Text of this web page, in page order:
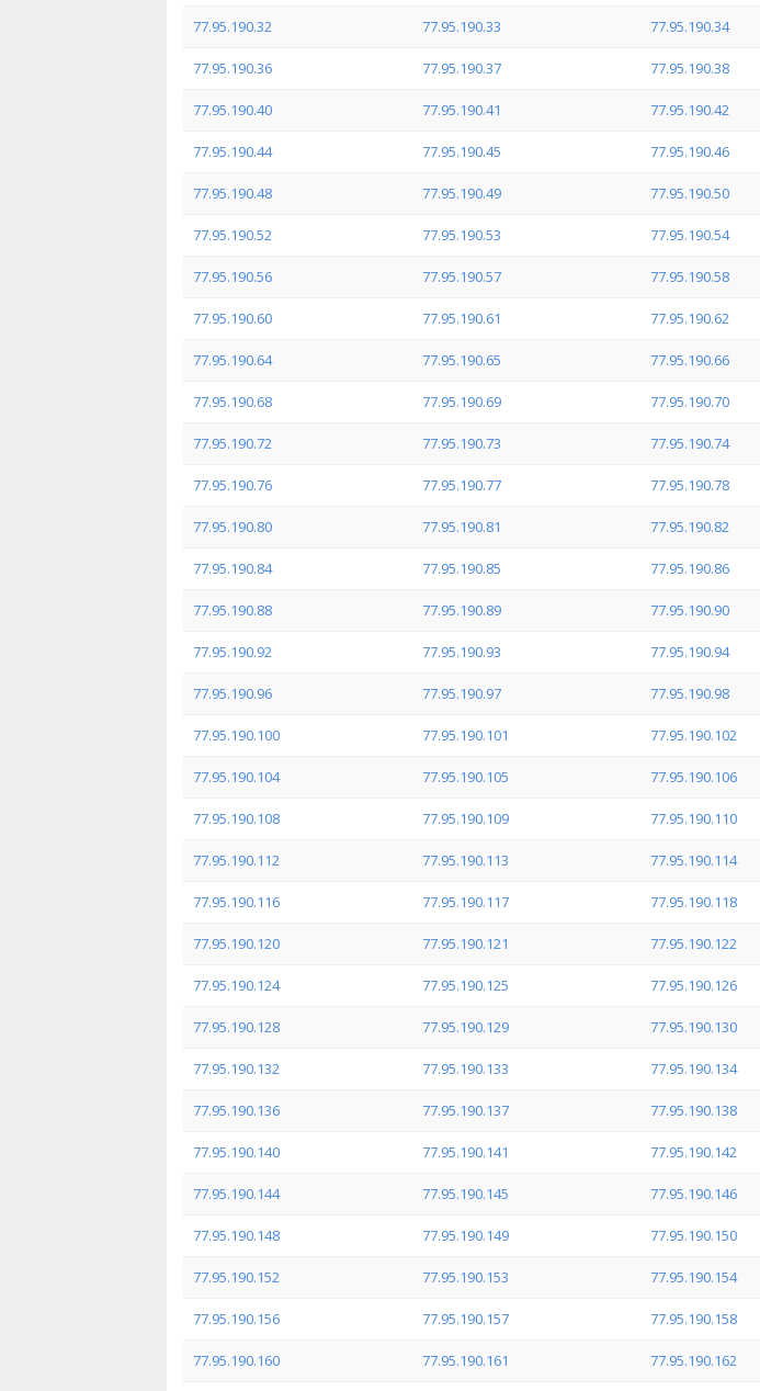
77.95.190.32 77.95.190.33 77.95.190.34
77.95.190.36 77.95.190.37 77.95.190.38
77.95.190.40 77.95.190.41 77.95.190.42
77.95.190.44 77.95.190.45 77.95.190.46
77.95.190.48 77.95.190.49 77.95.190.50
77.95.190.52 77.95.190.53 77.95.190.54
77.95.190.56 77.95.190.57 77.95.190.58
77.95.190.60 77.95.190.61 77.95.190.62
77.95.190.64 77.95.190.65 77.95.190.66
77.95.190.68 77.95.190.69 77.95.190.70
77.95.190.72 77.95.190.73 77.95.190.74
77.95.190.76 77.95.190.77 77.95.190.78
77.95.190.80 77.95.190.81 77.95.190.82
77.95.190.84 77.95.190.85 77.95.190.86
77.95.190.88 77.95.190.89 77.95.190.90
77.95.190.92 77.95.190.93 77.95.190.94
77.95.190.96 77.95.190.97 77.95.190.98
77.95.190.100 77.95.190.101 77.95.190.102
77.95.190.104 77.95.190.105 77.95.190.106
77.95.190.108 77.95.190.109 77.95.190.110
77.95.190.112 77.95.190.113 77.95.190.114
77.95.190.116 77.95.190.117 77.95.190.118
77.95.190.120 77.95.190.121 77.95.190.122
77.95.190.124 77.95.190.125 77.95.190.126
77.95.190.128 77.95.190.129 77.95.190.130
77.95.190.132 77.95.190.133 77.95.190.134
77.95.190.136 77.95.190.137 77.95.190.138
77.95.190.140 77.95.190.141 77.95.190.142
77.95.190.144 77.95.190.145 77.95.190.146
77.95.190.148 77.95.190.149 77.95.190.150
77.95.190.152 77.95.190.153 77.95.190.154
77.95.190.156 77.95.190.157 77.95.190.158
77.95.190.160 77.95.190.161 77.95.190.162